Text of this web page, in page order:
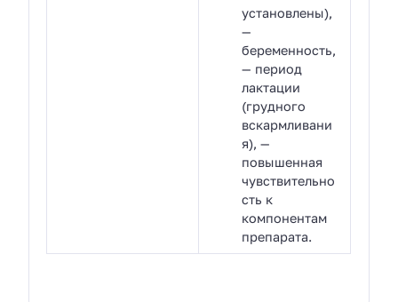
установлены),
—
беременность,
— период
лактации
(грудного
вскармливани
я), —
повышенная
чувствительно
сть к
компонентам
препарата.